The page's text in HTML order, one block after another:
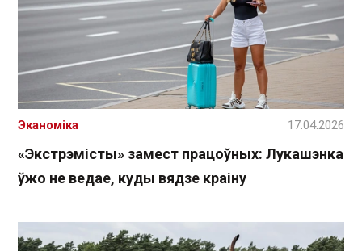
«Экстрэмісты» замест працоўных: Лукашэнка
ўжо не ведае, куды вядзе краіну
Эканоміка 17.04.2026